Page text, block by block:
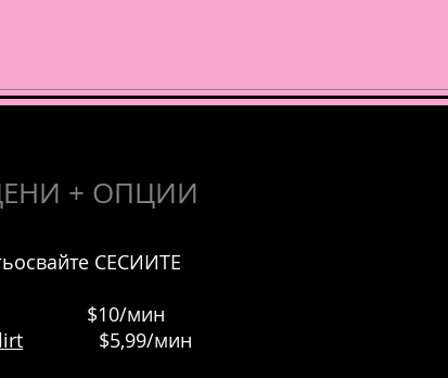
+ ОПЦИИ
СЕСИИТЕ
$10/мин
$5,99/мин